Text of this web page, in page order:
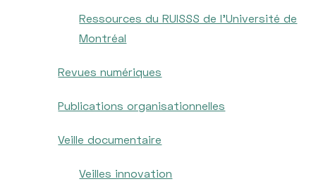
Ressources du RUISSS de l’Université de
Montréal
Revues numériques
Publications organisationnelles
Veille documentaire
Veilles innovation